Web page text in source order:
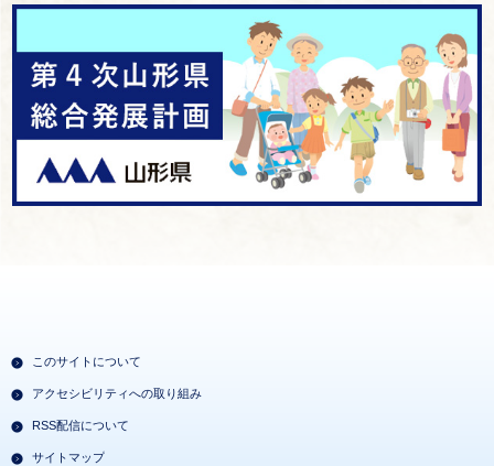
このサイトについて
アクセシビリティへの取り組み
RSS配信について
サイトマップ